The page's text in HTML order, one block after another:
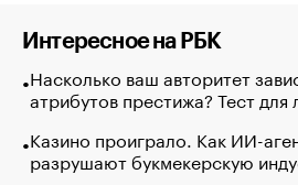
Интересное на РБК
Насколько ваш авторитет
атрибутов престижа? Тест для
Казино проиграло. Как ИИ-
разрушают букмекерскую